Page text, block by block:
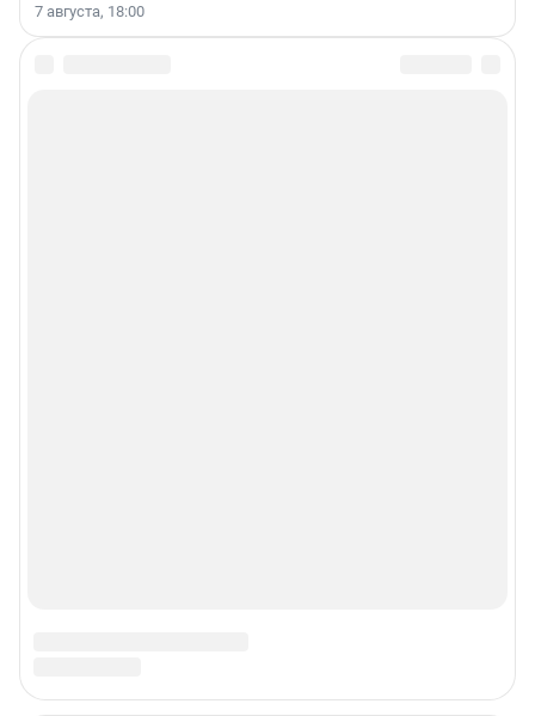
7 августа, 18:00